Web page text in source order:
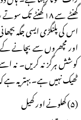
گھنٹے سے ۱۸
اس کی پلنگڑی ایسی جگہ
اور مچھروں سے بچانے کے
کوشش ہرگز نہ کریں۔ نہ
ٹھیک نہیں ہے۔ بہتر یہ ہے
(۵) کھلونے اور کھیل